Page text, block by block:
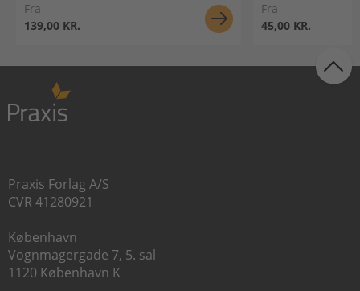
Fra
139,00 KR.
Fra
45,00 KR.
Praxis Forlag A/S
CVR 41280921
København
Vognmagergade 7, 5. sal
1120 København K